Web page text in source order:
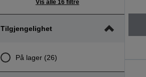
Vis alle 16 filtre
Tilgjengelighet
På lager (26)